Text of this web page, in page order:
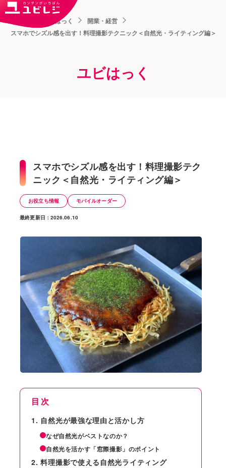
ユビはっく
開業・経営
スマホでシズル感を出す！料理撮影テクニック＜自然光・ライティング編＞
ユビはっく
スマホでシズル感を出す！料理撮影テク
ニック＜自然光・ライティング編＞
お役立ち情報 モバイルオーダー
最終更新日：2026.06.10
目次
自然光が最強な理由と活かし方
なぜ自然光がベストなのか？
自然光を活かす「窓際撮影」のポイント
料理撮影で使える自然光ライティング